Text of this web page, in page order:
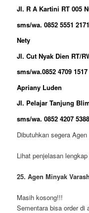
Jl. R A Kartini RT 005
sms/wa. 0852 5551 2171
Nety
Jl. Cut Nyak Dien RT/
sms/wa.0852 4709 1517
Apriany Luden
Jl. Pelajar Tanjung
sms/wa. 0852 4207 5388
Dibutuhkan segera
Lihat penjelasan
25. Agen Minyak
Masih kosong!!!
Sementara bisa order di